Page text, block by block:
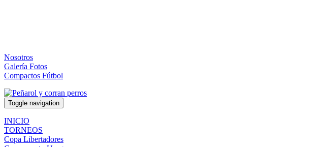
Nosotros
Galería Fotos
Compactos Fútbol
Toggle navigation
INICIO
TORNEOS
Copa Libertadores